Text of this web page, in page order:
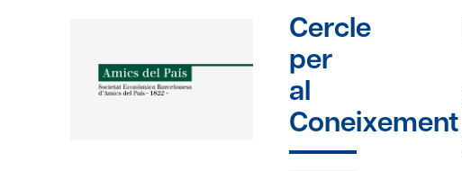
Cercle
per
al
Coneixement